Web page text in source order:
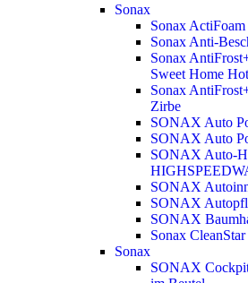
Sonax
Sonax
Sonax Anti-
Sonax
Sweet Home Hot
Sonax
Zirbe
SONAX Auto
SONAX Auto
SONAX Auto-
SONAX
SONAX
SONAX
Sonax
Sonax
SONAX